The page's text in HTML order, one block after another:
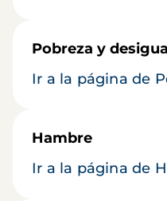
Pobreza y
Ir a la página de
Hambre
Ir a la página de